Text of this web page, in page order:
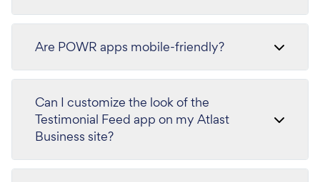
Are POWR apps mobile-friendly?
Can I customize the look of the
Testimonial Feed app on my Atlast
Business site?